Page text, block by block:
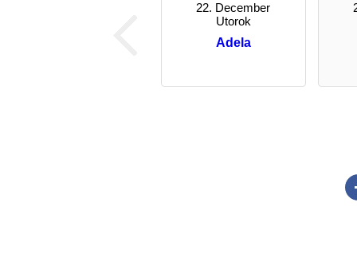
22. December
Utorok
Adela